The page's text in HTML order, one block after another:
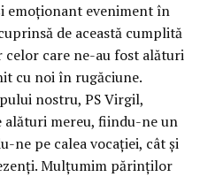
emoționant eveniment în
de această cumplită
care ne-au fost alături
cu noi în rugăciune.
nostru, PS Virgil,
alături mereu, fiindu-ne un
ne pe calea vocației, cât și
Mulțumim părinților